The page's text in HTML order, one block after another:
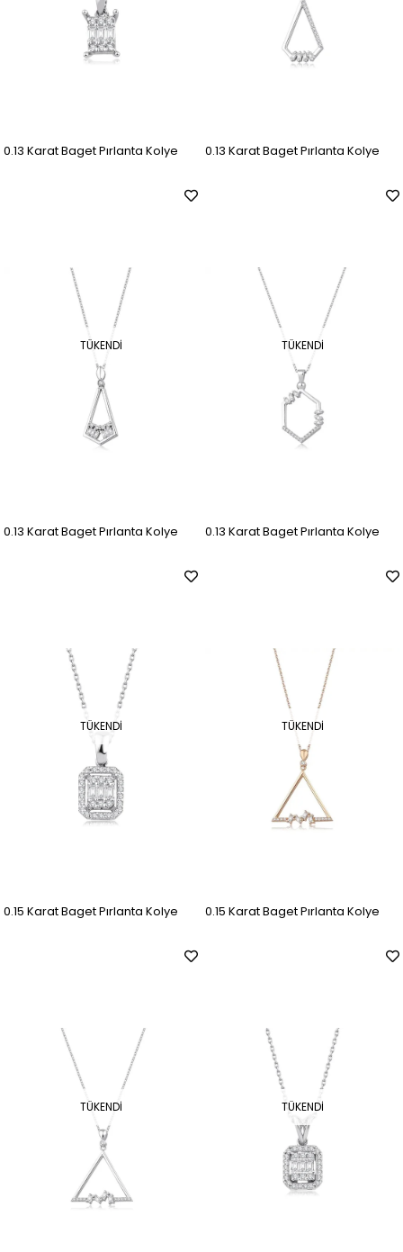
0.13 Karat Baget Pırlanta Kolye 0.13 Karat Baget Pırlanta Kolye
TÜKENDI
0.13 Karat Baget Pırlanta Kolye
TÜKENDI
0.13 Karat Baget Pırlanta Kolye
TÜKENDI
0.15 Karat Baget Pırlanta Kolye
TÜKENDI
0.15 Karat Baget Pırlanta Kolye
TÜKENDI TÜKENDI